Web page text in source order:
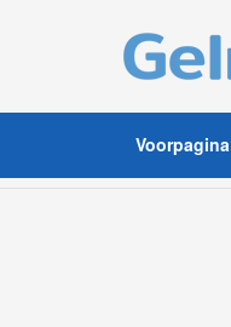
Voorpagina